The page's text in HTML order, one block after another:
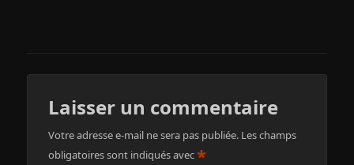
Laisser un commentaire
Votre adresse e-mail ne sera pas publiée. Les champs
obligatoires sont indiqués avec*